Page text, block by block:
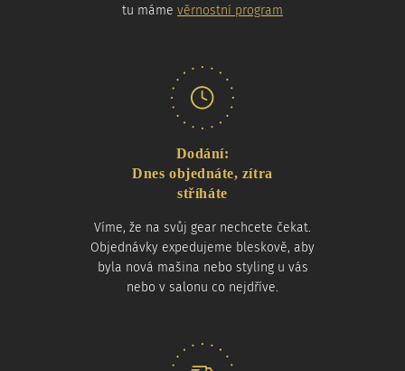
tu máme věrnostní program
Dodání:
Dnes objednáte, zítra
stříháte
Víme, že na svůj gear nechcete čekat.
Objednávky expedujeme bleskově, aby
byla nová mašina nebo styling u vás
nebo v salonu co nejdříve.